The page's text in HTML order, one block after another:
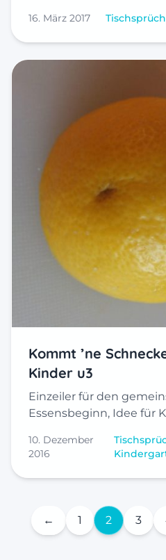
16. März 2017
Kommt ’ne
Kinder u3
Einzeiler für den
Essensbeginn, Idee für
10. Dezember
2016
← 1 2 3